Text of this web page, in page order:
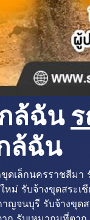
ล้ฉัน
ล้ฉัน
เล็กนครราชสีม
หม่ รับจ้างขุดสระเ
ญจนบุรี รับจ้างขุ